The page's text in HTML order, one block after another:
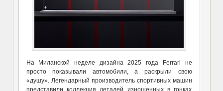
На Миланской неделе дизайна 2025 года Ferrari не
просто показывали автомобили, а раскрыли свою
«душу». Легендарный производитель спортивных машин
представили коллекция деталей изношенных в гонках